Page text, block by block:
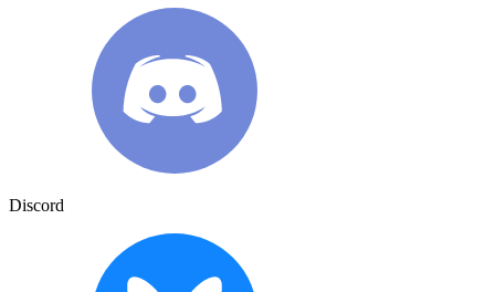
Discord